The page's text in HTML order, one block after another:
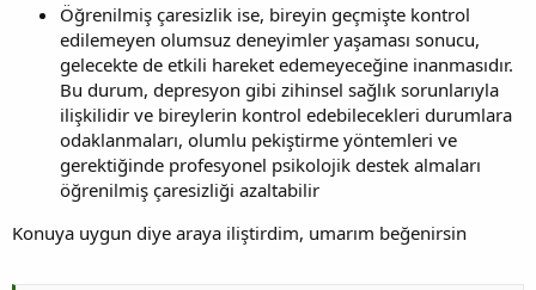
Öğrenilmiş çaresizlik ise, bireyin geçmişte kontrol
edilemeyen olumsuz deneyimler yaşaması sonucu,
gelecekte de etkili hareket edemeyeceğine inanmasıdır.
Bu durum, depresyon gibi zihinsel sağlık sorunlarıyla
ilişkilidir ve bireylerin kontrol edebilecekleri durumlara
odaklanmaları, olumlu pekiştirme yöntemleri ve
gerektiğinde profesyonel psikolojik destek almaları
öğrenilmiş çaresizliği azaltabilir
Konuya uygun diye araya iliştirdim, umarım beğenirsin